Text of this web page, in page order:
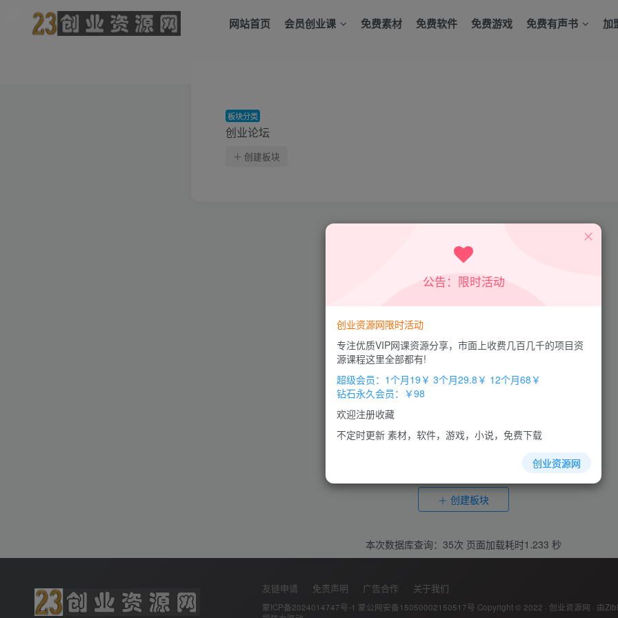
网站首页 会员创业课 免费素材 免费软件 免费游戏 免费有声书 加
板块分类
创业论坛
创建板块
创建板块
本次数据库查询：35次 页面加载耗时1.233 秒
友链申请 免责声明 广告合作 关于我们
蒙ICP备2024014747号-1 蒙公网安备15050002150517号 Copyright © 2022 · 创业资源网 · 由
公告：限时活动
创业资源网限时活动
专注优质VIP网课资源分享，市面上收费几百几千的项目资
源课程这里全部都有!
超级会员：1个月19￥ 3个月29.8￥ 12个月68￥
钻石永久会员：￥98
欢迎注册收藏
不定时更新 素材，软件，游戏，小说，免费下载
创业资源网